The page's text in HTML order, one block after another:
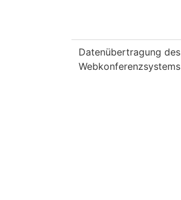
Datenübertragung des
Webkonferenzsystems